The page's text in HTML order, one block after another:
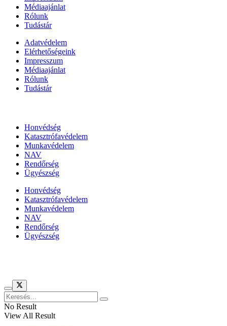
Médiaajánlat
Rólunk
Tudástár
Adatvédelem
Elérhetőségeink
Impresszum
Médiaajánlat
Rólunk
Tudástár
Honvédség
Katasztrófavédelem
Munkavédelem
NAV
Rendőrség
Ügyészség
Honvédség
Katasztrófavédelem
Munkavédelem
NAV
Rendőrség
Ügyészség
No Result
View All Result